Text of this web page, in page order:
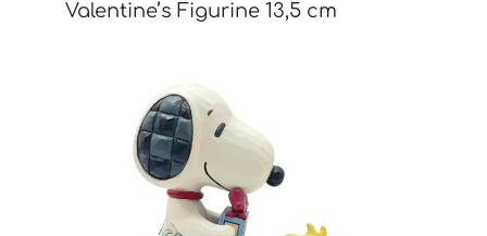
Valentine’s Figurine 13,5 cm